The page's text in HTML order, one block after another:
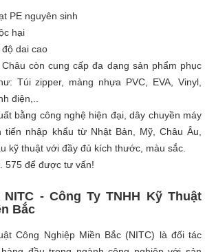
PE nguyên sinh
hại
dai cao
còn cung cấp đa dạng sản phẩm phục
Túi zipper, màng nhựa PVC, EVA, Vinyl,
điện,..
bằng công nghệ hiện đại, dây chuyền máy
tiến nhập khẩu từ Nhật Bản, Mỹ, Châu Âu,
kỹ thuật với đầy đủ kích thước, màu sắc.
575 để được tư vấn!
- Công Ty TNHH Kỹ Thuật
Bắc
Công Nghiệp Miền Bắc (NITC) là đối tác